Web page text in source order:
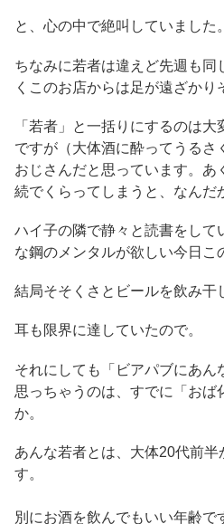
と、心の中で絶叫していました。
ちなみに若者は違えど先週も同
くこのお店からは足が遠ざかり
「若者」と一括りにするのは
ですが（大体酒に酔ってうるさ
おじさんだと思っています。あ
続でくらってしまうと、なんだ
ハイ子の隣で静々と読書をして
な鋼のメンタルが欲しい今日こ
結局そそくさとビールを飲み干
耳も限界に達していたので。
それにしても「ビアパブにあ
思っちゃうのは、すでに「おば
か。
あんな若者とは、大体20代前
す。
別にお酒を飲んでもいい年齢